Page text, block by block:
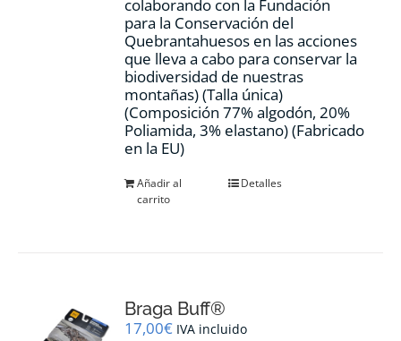
colaborando con la Fundación
para la Conservación del
Quebrantahuesos en las acciones
que lleva a cabo para conservar la
biodiversidad de nuestras
montañas) (Talla única)
(Composición 77% algodón, 20%
Poliamida, 3% elastano) (Fabricado
en la EU)
Añadir al
carrito
Detalles
Braga Buff®
17,00€ IVA incluido